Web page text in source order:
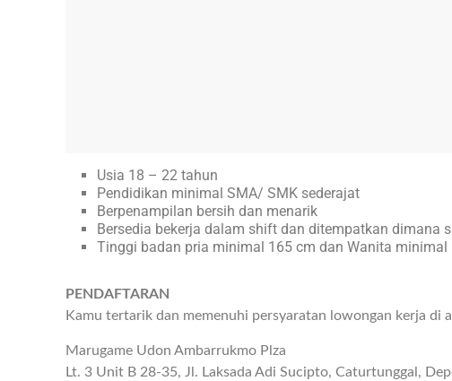
Usia 18 – 22 tahun
Pendidikan minimal SMA/ SMK sederajat
Berpenampilan bersih dan menarik
Bersedia bekerja dalam shift dan ditempatkan dimana
Tinggi badan pria minimal 165 cm dan Wanita minimal
PENDAFTARAN
Kamu tertarik dan memenuhi persyaratan lowongan kerja di
Marugame Udon Ambarrukmo Plza
Lt. 3 Unit B 28-35, Jl. Laksada Adi Sucipto, Caturtunggal,